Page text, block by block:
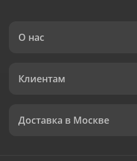
О нас
Клиентам
Доставка в Москве